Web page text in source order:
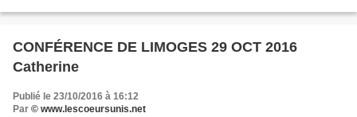
CONFÉRENCE DE LIMOGES 29 OCT 2016
Catherine
Publié le 23/10/2016 à 16:12
Par © www.lescoeursunis.net